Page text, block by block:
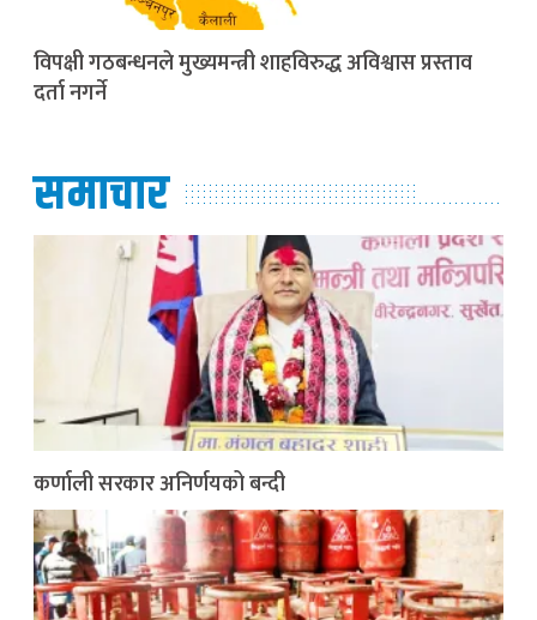
विपक्षी गठबन्धनले मुख्यमन्त्री शाहविरुद्ध अविश्वास प्रस्ताव
दर्ता नगर्ने
समाचार
कर्णाली सरकार अनिर्णयको बन्दी